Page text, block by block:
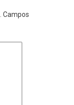
Campos